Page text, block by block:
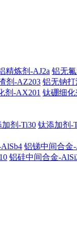
精炼剂-AJ2a 铝无
剂-AZ203 铝无钠
剂-AX201 钛硼细
加剂-Ti30 钛添加剂-
铝锑中间合金
铝硅中间合金-